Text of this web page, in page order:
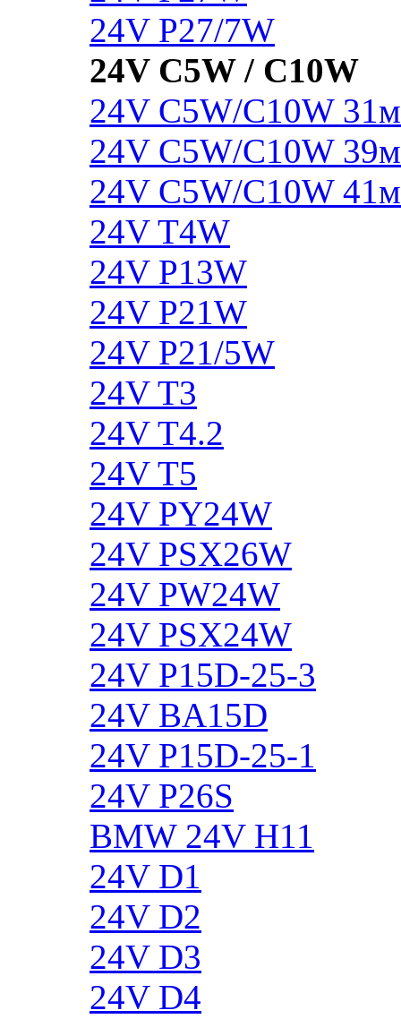
24V P27/7W
24V C5W / C10W
24V C5W/C10W
24V C5W/C10W
24V C5W/C10W
24V T4W
24V P13W
24V P21W
24V P21/5W
24V T3
24V T4.2
24V T5
24V PY24W
24V PSX26W
24V PW24W
24V PSX24W
24V P15D-25-3
24V BA15D
24V P15D-25-1
24V P26S
BMW 24V H11
24V D1
24V D2
24V D3
24V D4